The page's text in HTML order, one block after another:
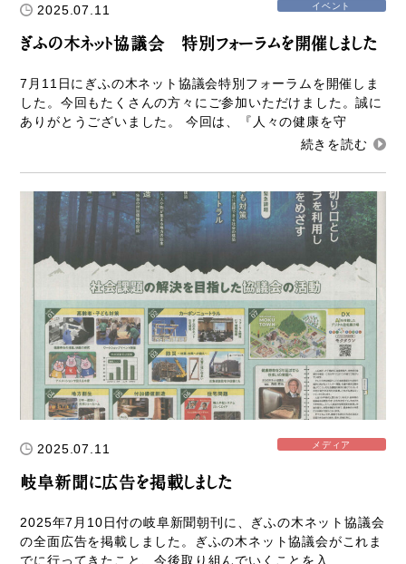
2025.07.11 イベント
ぎふの木ネット協議会 特別フォーラムを開催しました
7月11日にぎふの木ネット協議会特別フォーラムを開催しま
した。今回もたくさんの方々にご参加いただけました。誠に
ありがとうございました。 今回は、『人々の健康を守
2025.07.11 メディア
岐阜新聞に広告を掲載しました
2025年7月10日付の岐阜新聞朝刊に、ぎふの木ネット協議会
の全面広告を掲載しました。ぎふの木ネット協議会がこれま
でに行ってきたこと、今後取り組んでいくことを入